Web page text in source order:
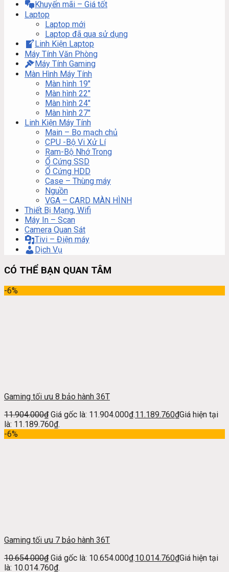
Khuyến mãi – Giá tốt
Laptop
Laptop mới
Laptop đã qua sử dụng
Linh Kiện Laptop
Máy Tính Văn Phòng
Máy Tính Gaming
Màn Hình Máy Tính
Màn hình 19″
Màn hình 22″
Màn hình 24″
Màn hình 27″
Linh Kiện Máy Tính
Main – Bo mạch chủ
CPU -Bộ Vi Xử Lí
Ram-Bộ Nhớ Trong
Ổ Cứng SSD
Ổ Cứng HDD
Case – Thùng máy
Nguồn
VGA – CARD MÀN HÌNH
Thiết Bị Mạng, Wifi
Máy In – Scan
Camera Quan Sát
Tivi – Điện máy
Dịch Vụ
CÓ THỂ BẠN QUAN TÂM
-6%
Gaming tối ưu 8 bảo hành 36T
11.904.000₫ Giá gốc là: 11.904.000₫.11.189.760₫Giá hiện tại
là: 11.189.760₫.
-6%
Gaming tối ưu 7 bảo hành 36T
10.654.000₫ Giá gốc là: 10.654.000₫.10.014.760₫Giá hiện tại
là: 10.014.760₫.